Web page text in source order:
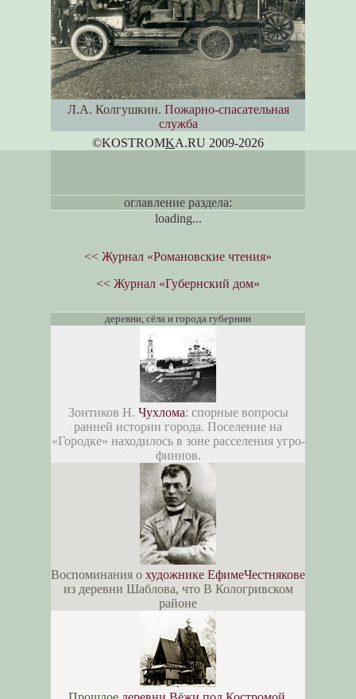
Л.А. Колгушкин. Пожарно-спасательная
служба
©KOSTROMKA.RU 2009-2026
оглавление раздела:
loading...
<< Журнал «Романовские чтения»
<< Журнал «Губернский дом»
деревни, сёла и города губернии
Зонтиков Н. Чухлома: спорные вопросы
ранней истории города. Поселение на
«Городке» находилось в зоне расселения угро-
финнов.
Воспоминания о художнике ЕфимеЧестнякове
из деревни Шаблова, что В Кологривском
районе